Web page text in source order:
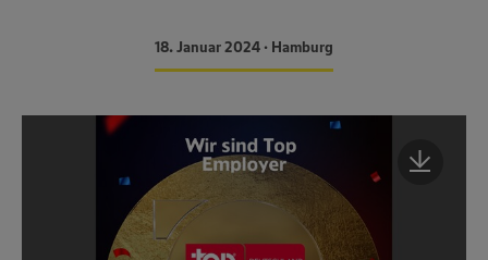
18. Januar 2024 • Hamburg